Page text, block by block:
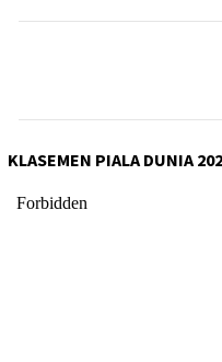
KLASEMEN PIALA DUNIA